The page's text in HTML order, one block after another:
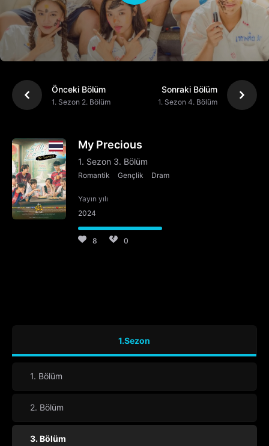
Önceki Bölüm
1. Sezon 2. Bölüm
Sonraki Bölüm
1. Sezon 4. Bölüm
My Precious
1. Sezon 3. Bölüm
Romantik Gençlik Dram
Yayın yılı
2024
8 0
1.Sezon
1. Bölüm
2. Bölüm
3. Bölüm